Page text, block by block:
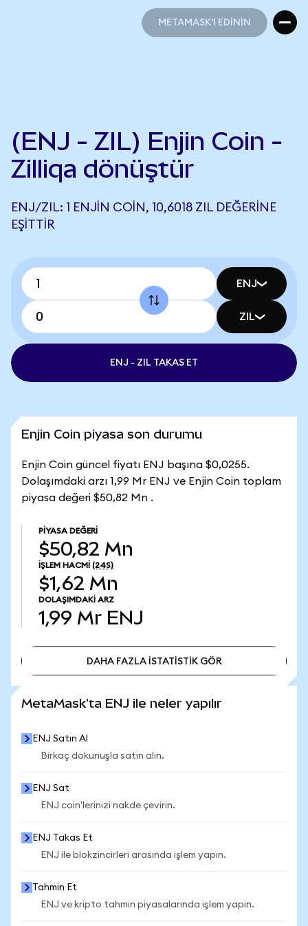
METAMASK'I EDİNİN
(ENJ - ZIL) Enjin Coin -
Zilliqa dönüştür
ENJ/ZIL: 1 ENJIN COIN, 10,6018 ZIL DEĞERINE
EŞITTIR
ENJ
ZIL
ENJ - ZIL TAKAS ET
Enjin Coin piyasa son durumu
Enjin Coin güncel fiyatı ENJ başına $0,0255.
Dolaşımdaki arzı 1,99 Mr ENJ ve Enjin Coin toplam
piyasa değeri $50,82 Mn .
PIYASA DEĞERI
$50,82 Mn
İŞLEM HACMI (24S)
$1,62 Mn
DOLAŞIMDAKI ARZ
1,99 Mr ENJ
DAHA FAZLA İSTATİSTİK GÖR
MetaMask'ta ENJ ile neler yapılır
ENJ Satın Al
Birkaç dokunuşla satın alın.
ENJ Sat
ENJ coin'lerinizi nakde çevirin.
ENJ Takas Et
ENJ ile blokzincirleri arasında işlem yapın.
Tahmin Et
ENJ ve kripto tahmin piyasalarında işlem yapın.